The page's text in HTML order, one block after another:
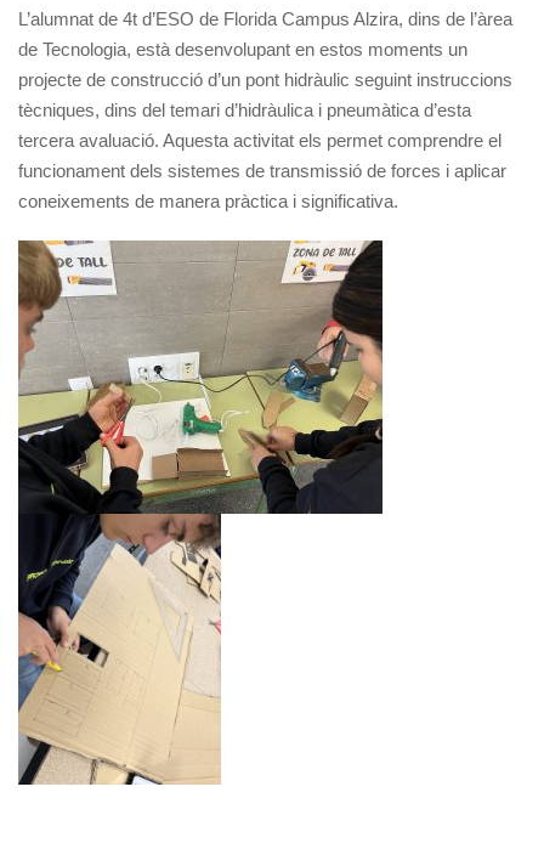
L’alumnat de 4t d’ESO de Florida Campus Alzira, dins de l’àrea
de Tecnologia, està desenvolupant en estos moments un
projecte de construcció d’un pont hidràulic seguint instruccions
tècniques, dins del temari d’hidràulica i pneumàtica d’esta
tercera avaluació. Aquesta activitat els permet comprendre el
funcionament dels sistemes de transmissió de forces i aplicar
coneixements de manera pràctica i significativa.